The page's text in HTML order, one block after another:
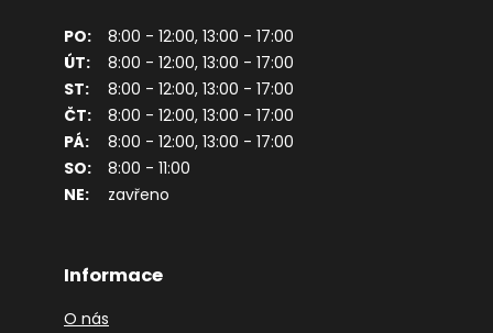
PO:
8:00 - 12:00, 13:00 - 17:00
ÚT:
8:00 - 12:00, 13:00 - 17:00
ST:
8:00 - 12:00, 13:00 - 17:00
ČT:
8:00 - 12:00, 13:00 - 17:00
PÁ:
8:00 - 12:00, 13:00 - 17:00
SO:
8:00 - 11:00
NE:
zavřeno
Informace
O nás